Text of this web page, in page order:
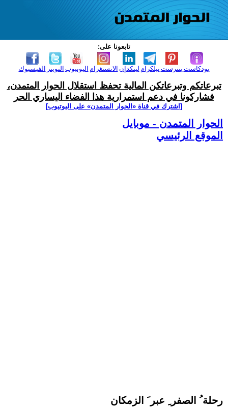
تابعونا على:
الفيسبوك التويتر اليوتيوب الانستغرام لينكدإن تيلكرامبنترست بودكاست
تبرعاتكم وتبرعاتكن المالية تحفظ استقلال الحوار المتمدن،
فشاركونا في دعم استمرارية هذا الفضاء اليساري الحر
[اشترك في قناة ‫«الحوار المتمدن» على اليوتيوب]
الحوار المتمدن - موبايل
الموقع الرئيسي
رحلة ُ الصفر ِ عبر َ الزمكان